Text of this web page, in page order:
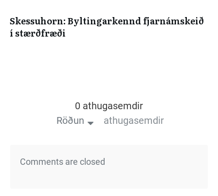
Skessuhorn: Byltingarkennd fjarnámskeið
í stærðfræði
0 athugasemdir
Röðun
athugasemdir
Comments are closed